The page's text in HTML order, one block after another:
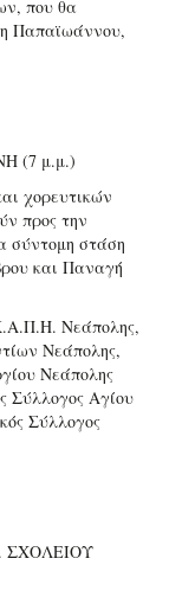
που θα
Παπαϊωάννου,
(7 μ.μ.)
χορευτικών
προς την
σύντομη στάση
και Παναγή
Νεάπολης,
Νεάπολης,
Νεάπολης
Σύλλογος Αγίου
Σύλλογος
ΣΧΟΛΕΙΟΥ